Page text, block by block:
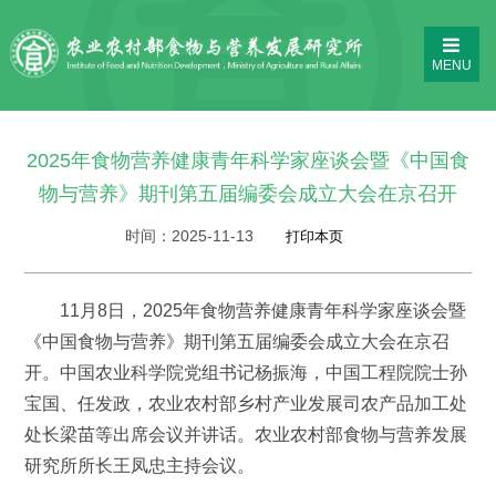
MENU
2025年食物营养健康青年科学家座谈会暨《中国食
物与营养》期刊第五届编委会成立大会在京召开
时间： 2025-11-13
11月8日，2025年食物营养健康青年科学家座谈会暨
《中国食物与营养》期刊第五届编委会成立大会在京召
开。中国农业科学院党组书记杨振海，中国工程院院士孙
宝国、任发政，农业农村部乡村产业发展司农产品加工处
处长梁苗等出席会议并讲话。农业农村部食物与营养发展
研究所所长王凤忠主持会议。